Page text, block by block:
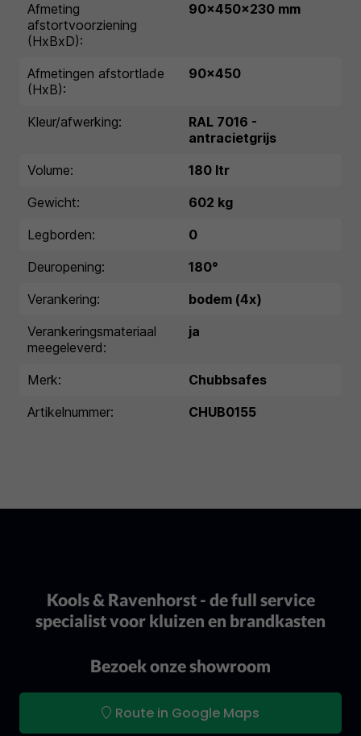
Afmeting
afstortvoorziening
(HxBxD):
90x450x230 mm
Afmetingen afstortlade
(HxB):
90x450
Kleur/afwerking:
RAL 7016 -
antracietgrijs
Volume:
180 ltr
Gewicht:
602 kg
Legborden:
0
Deuropening:
180°
Verankering:
bodem (4x)
Verankeringsmateriaal
meegeleverd:
ja
Merk:
Chubbsafes
Artikelnummer:
CHUB0155
Kools & Ravenhorst - de full service
specialist voor kluizen en brandkasten
Bezoek onze showroom
Route in Google Maps